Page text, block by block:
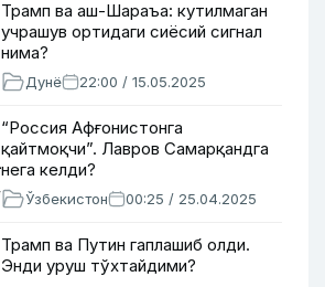
Трамп ва аш-Шараъа: кутилмаган
учрашув ортидаги сиёсий сигнал
нима?
Дунё 22:00 / 15.05.2025
“Россия Афғонистонга
қайтмоқчи”. Лавров Самарқандга
нега келди?
Ўзбекистон 00:25 / 25.04.2025
Трамп ва Путин гаплашиб олди.
Энди уруш тўхтайдими?